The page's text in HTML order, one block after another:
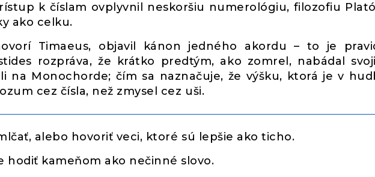
k číslam ovplyvnil neskoršiu numerológiu, filozofiu
ako celku.
Timaeus, objavil kánon jedného akordu – to je
rozpráva, že krátko predtým, ako zomrel, nabádal
na Monochorde; čím sa naznačuje, že výšku, ktorá je v
cez čísla, než zmysel cez uši.
alebo hovoriť veci, ktoré sú lepšie ako ticho.
hodiť kameňom ako nečinné slovo.